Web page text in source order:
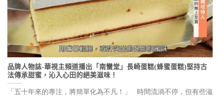
品牌人物誌-華視主頻道播出「南蠻堂」長崎蛋糕(蜂蜜蛋糕)堅持古
法傳承甜蜜，沁入心田的絕美滋味！
「五十年來的專注，將簡單化為不凡！」 時間流淌不停，但有些滋